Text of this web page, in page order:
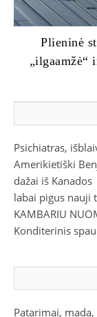
Plieninė
„ilgaamžė“
Psichiatras,
Amerikietiški
dažai iš Kanados
labai pigus nauji
KAMBARIU
Konditerinis
Patarimai,